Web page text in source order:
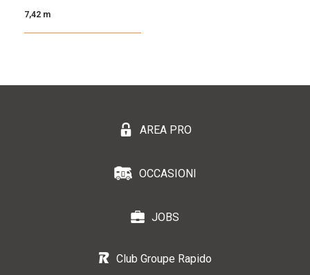
7,42 m
AREA PRO
OCCASIONI
JOBS
Club Groupe Rapido